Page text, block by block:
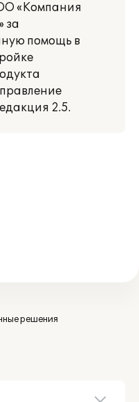
«Компания
за
помощь в
2.5.
решения